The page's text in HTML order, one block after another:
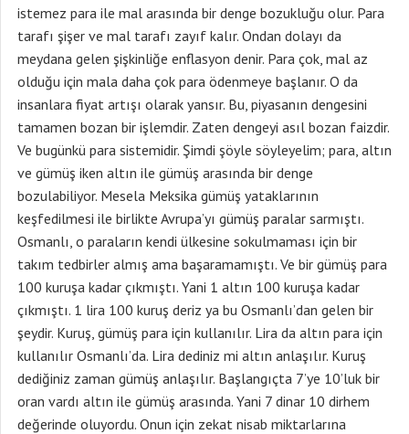
istemez para ile mal arasında bir denge bozukluğu olur. Para
tarafı şişer ve mal tarafı zayıf kalır. Ondan dolayı da
meydana gelen şişkinliğe enflasyon denir. Para çok, mal az
olduğu için mala daha çok para ödenmeye başlanır. O da
insanlara fiyat artışı olarak yansır. Bu, piyasanın dengesini
tamamen bozan bir işlemdir. Zaten dengeyi asıl bozan faizdir.
Ve bugünkü para sistemidir. Şimdi şöyle söyleyelim; para, altın
ve gümüş iken altın ile gümüş arasında bir denge
bozulabiliyor. Mesela Meksika gümüş yataklarının
keşfedilmesi ile birlikte Avrupa’yı gümüş paralar sarmıştı.
Osmanlı, o paraların kendi ülkesine sokulmaması için bir
takım tedbirler almış ama başaramamıştı. Ve bir gümüş para
100 kuruşa kadar çıkmıştı. Yani 1 altın 100 kuruşa kadar
çıkmıştı. 1 lira 100 kuruş deriz ya bu Osmanlı’dan gelen bir
şeydir. Kuruş, gümüş para için kullanılır. Lira da altın para için
kullanılır Osmanlı’da. Lira dediniz mi altın anlaşılır. Kuruş
dediğiniz zaman gümüş anlaşılır. Başlangıçta 7’ye 10’luk bir
oran vardı altın ile gümüş arasında. Yani 7 dinar 10 dirhem
değerinde oluyordu. Onun için zekat nisab miktarlarına